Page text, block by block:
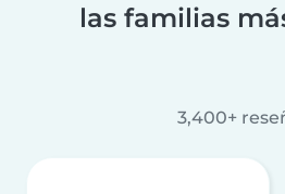
las familias
3,400+